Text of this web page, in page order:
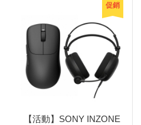
促銷
【活動】SONY INZONE